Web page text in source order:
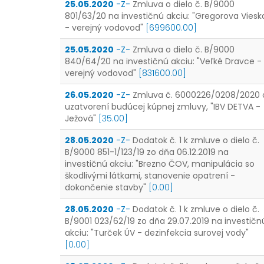
25.05.2020 -Z- Zmluva o dielo č. B/9000
801/63/20 na investičnú akciu: "Gregorova
- verejný vodovod" [699600.00]
25.05.2020 -Z- Zmluva o dielo č. B/9000
840/64/20 na investičnú akciu: "Veľké Dravce -
verejný vodovod" [831600.00]
26.05.2020 -Z- Zmluva č. 6000226/0208/2020
uzatvorení budúcej kúpnej zmluvy, "IBV DETVA -
Ježová" [35.00]
28.05.2020 -Z- Dodatok č. 1 k zmluve o dielo č.
B/9000 851-1/123/19 zo dňa 06.12.2019 na
investičnú akciu: "Brezno ČOV, manipulácia so
škodlivými látkami, stanovenie opatrení -
dokončenie stavby" [0.00]
28.05.2020 -Z- Dodatok č. 1 k zmluve o dielo č.
B/9001 023/62/19 zo dňa 29.07.2019 na
akciu: "Turček ÚV - dezinfekcia surovej vody"
[0.00]